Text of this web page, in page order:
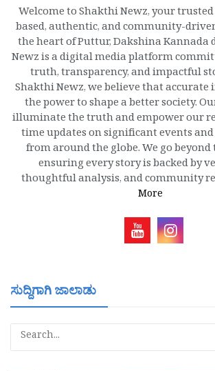
Welcome to Shakthi Newz, your
based, authentic, and community-
the heart of Puttur, Dakshina Kannada
Newz is a digital media platform
truth, transparency, and impactful
Shakthi Newz, we believe that
the power to shape a better society.
illuminate the truth and empower our
time updates on significant events
from around the globe. We go beyond
ensuring every story is backed by
thoughtful analysis, and community
More
ಸುದ್ದಿಗಾಗಿ ಜಾಲಾಡು